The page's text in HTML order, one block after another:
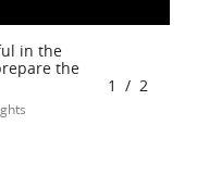
in the
the
1 / 2